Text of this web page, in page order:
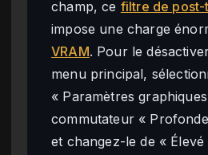
champ, ce filtre de
impose une charge
VRAM. Pour le
menu principal,
« Paramètres
commutateur «
et changez-le de « Élevé